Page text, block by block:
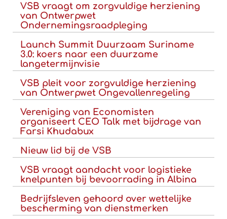
VSB vraagt om zorgvuldige herziening
van Ontwerpwet
Ondernemingsraadpleging
Launch Summit Duurzaam Suriname
3.0: koers naar een duurzame
langetermijnvisie
VSB pleit voor zorgvuldige herziening
van Ontwerpwet Ongevallenregeling
Vereniging van Economisten
organiseert CEO Talk met bijdrage van
Farsi Khudabux
Nieuw lid bij de VSB
VSB vraagt aandacht voor logistieke
knelpunten bij bevoorrading in Albina
Bedrijfsleven gehoord over wettelijke
bescherming van dienstmerken